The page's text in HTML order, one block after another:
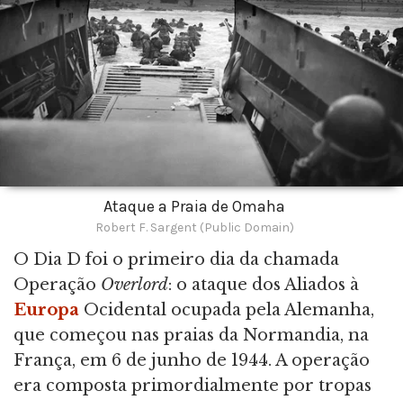
Ataque a Praia de Omaha
Robert F. Sargent (Public Domain)
O Dia D foi o primeiro dia da chamada
Operação Overlord: o ataque dos Aliados à
Europa Ocidental ocupada pela Alemanha,
que começou nas praias da Normandia, na
França, em 6 de junho de 1944. A operação
era composta primordialmente por tropas